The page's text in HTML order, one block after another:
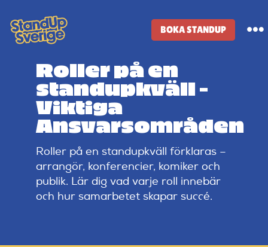
to
content
BOKA STANDUP
Standup-butik
Komiker
Lineup
Tidigare lineup
Roller på en
standupkväll –
Viktiga
Ansvarsområden
Roller på en standupkväll förklaras –
arrangör, konferencier, komiker och
publik. Lär dig vad varje roll innebär
och hur samarbetet skapar succé.